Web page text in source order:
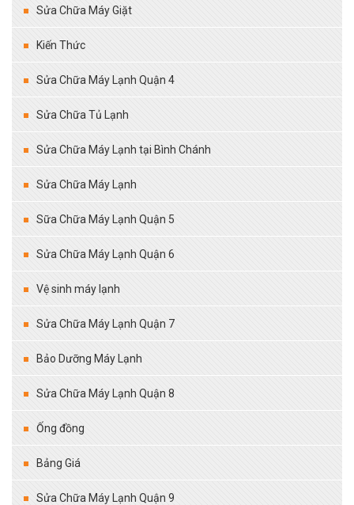
Sửa Chữa Máy Giặt
Kiến Thức
Sửa Chữa Máy Lạnh Quận 4
Sửa Chữa Tủ Lạnh
Sửa Chữa Máy Lạnh tại Bình Chánh
Sửa Chữa Máy Lạnh
Sữa Chữa Máy Lạnh Quận 5
Sửa Chữa Máy Lạnh Quận 6
Vệ sinh máy lạnh
Sửa Chữa Máy Lạnh Quận 7
Bảo Dưỡng Máy Lạnh
Sửa Chữa Máy Lạnh Quận 8
Ống đồng
Bảng Giá
Sửa Chữa Máy Lạnh Quận 9